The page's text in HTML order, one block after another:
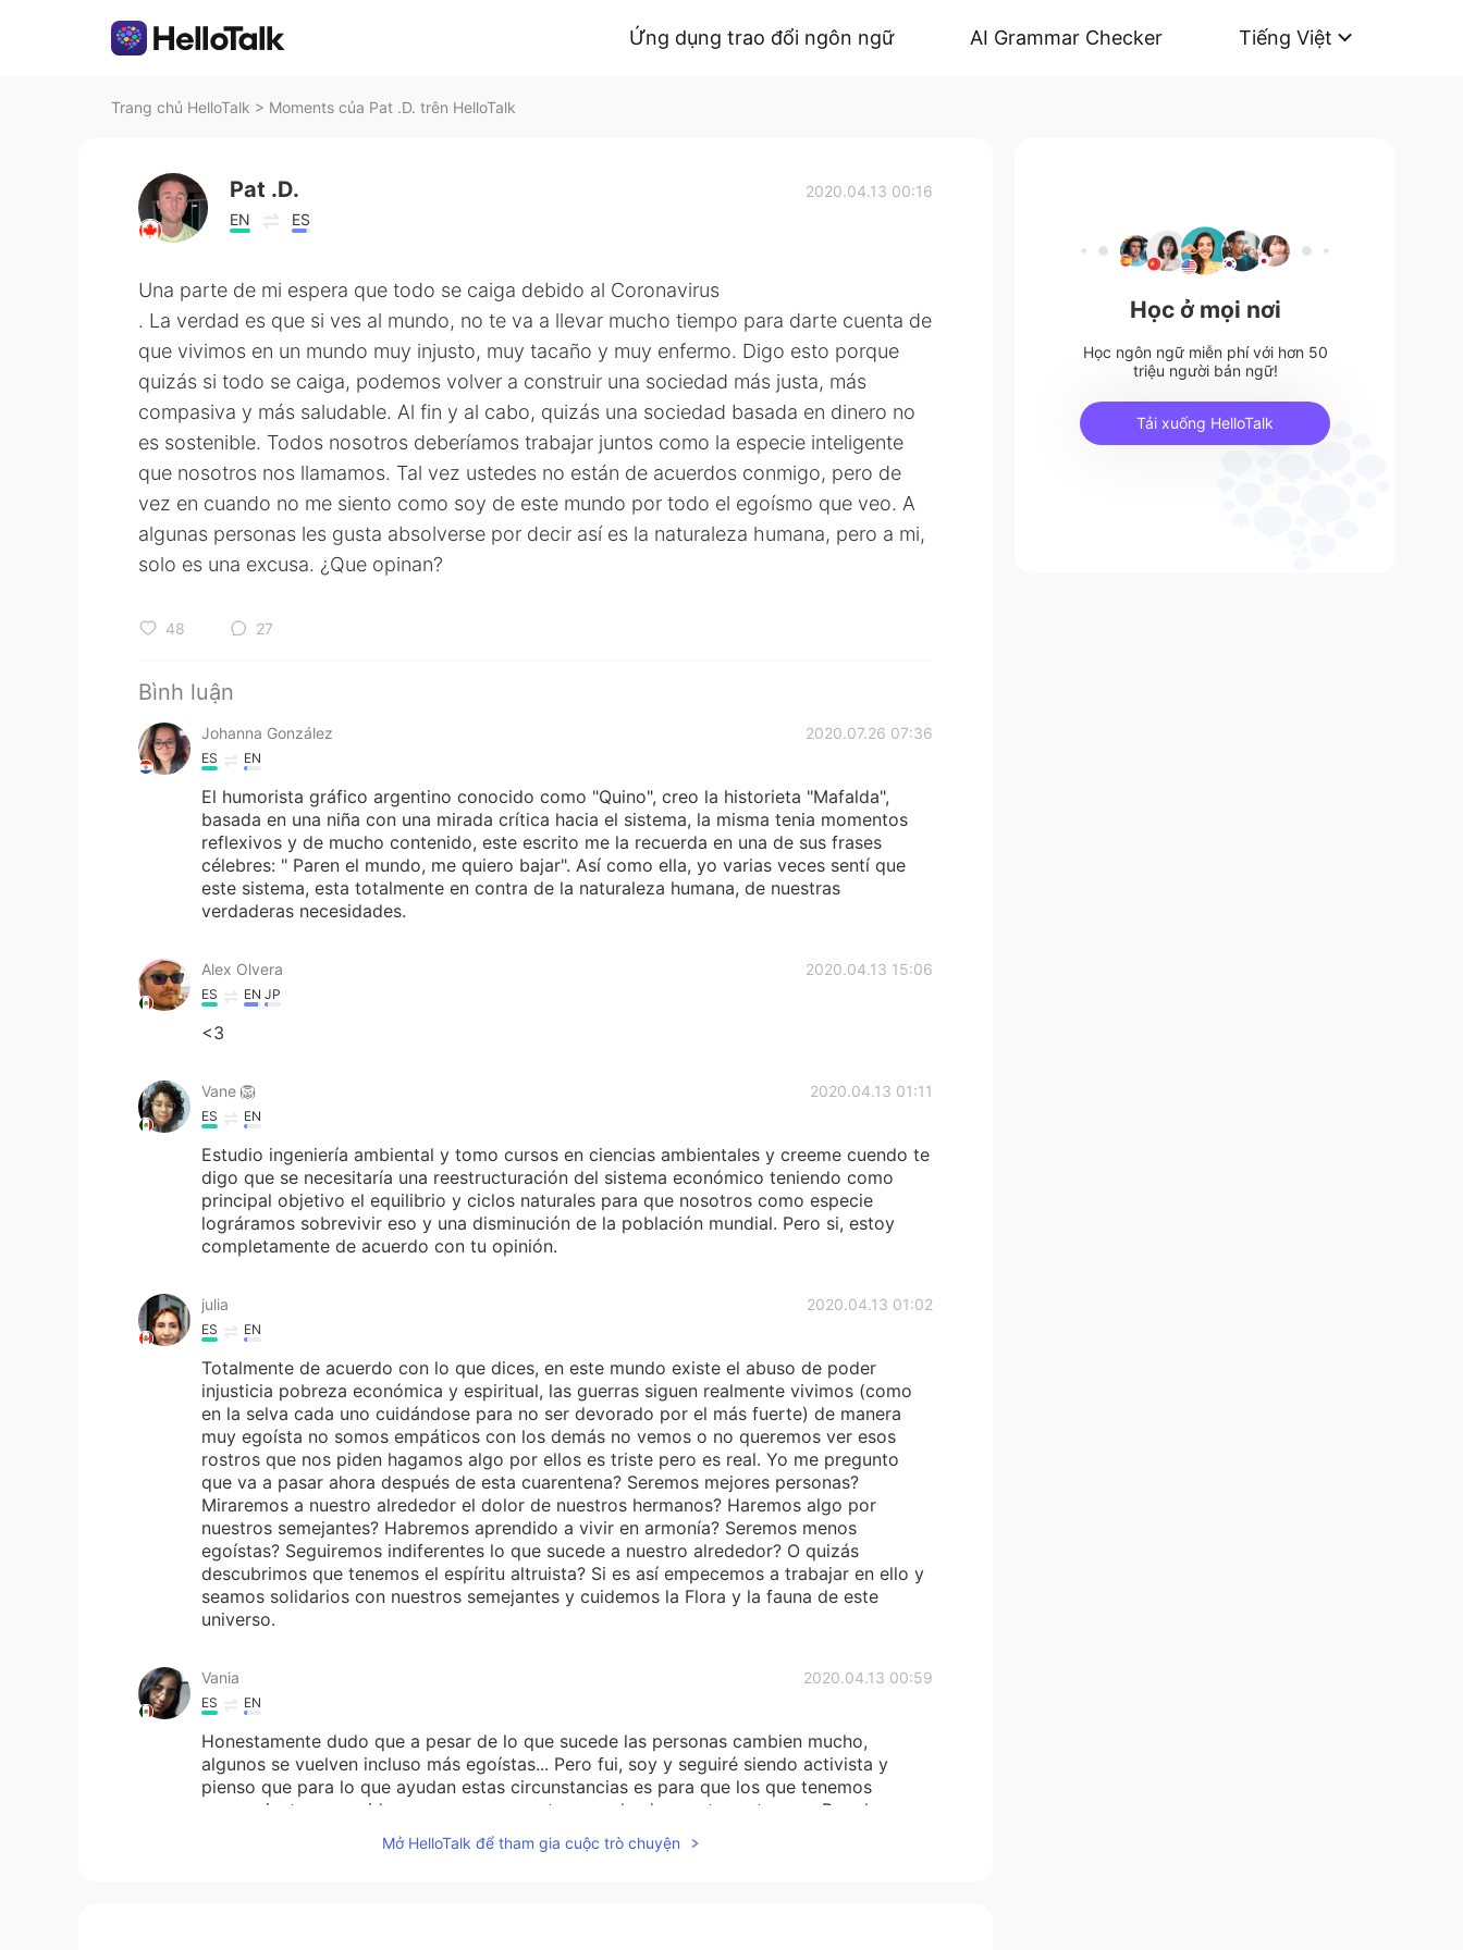
Ứng dụng trao đổi ngôn ngữ AI Grammar Checker Tiếng Việt
Trang chủ HelloTalk > Moments của Pat .D. trên HelloTalk
Pat .D.
EN ES
2020.04.13 00:16
Una parte de mi espera que todo se caiga debido al Coronavirus
. La verdad es que si ves al mundo, no te va a llevar mucho tiempo para darte cuenta de
que vivimos en un mundo muy injusto, muy tacaño y muy enfermo. Digo esto porque
quizás si todo se caiga, podemos volver a construir una sociedad más justa, más
compasiva y más saludable. Al fin y al cabo, quizás una sociedad basada en dinero no
es sostenible. Todos nosotros deberíamos trabajar juntos como la especie inteligente
que nosotros nos llamamos. Tal vez ustedes no están de acuerdos conmigo, pero de
vez en cuando no me siento como soy de este mundo por todo el egoísmo que veo. A
algunas personas les gusta absolverse por decir así es la naturaleza humana, pero a mi,
solo es una excusa. ¿Que opinan?
48 27
Bình luận
Johanna González 2020.07.26 07:36
ES EN
El humorista gráfico argentino conocido como "Quino", creo la historieta "Mafalda",
basada en una niña con una mirada crítica hacia el sistema, la misma tenia momentos
reflexivos y de mucho contenido, este escrito me la recuerda en una de sus frases
célebres: " Paren el mundo, me quiero bajar". Así como ella, yo varias veces sentí que
este sistema, esta totalmente en contra de la naturaleza humana, de nuestras
verdaderas necesidades.
Alex Olvera 2020.04.13 15:06
ES EN JP
<3
Vane 🦁 2020.04.13 01:11
ES EN
Estudio ingeniería ambiental y tomo cursos en ciencias ambientales y creeme cuendo te
digo que se necesitaría una reestructuración del sistema económico teniendo como
principal objetivo el equilibrio y ciclos naturales para que nosotros como especie
lográramos sobrevivir eso y una disminución de la población mundial. Pero si, estoy
completamente de acuerdo con tu opinión.
julia 2020.04.13 01:02
ES EN
Totalmente de acuerdo con lo que dices, en este mundo existe el abuso de poder
injusticia pobreza económica y espiritual, las guerras siguen realmente vivimos (como
en la selva cada uno cuidándose para no ser devorado por el más fuerte) de manera
muy egoísta no somos empáticos con los demás no vemos o no queremos ver esos
rostros que nos piden hagamos algo por ellos es triste pero es real. Yo me pregunto
que va a pasar ahora después de esta cuarentena? Seremos mejores personas?
Miraremos a nuestro alrededor el dolor de nuestros hermanos? Haremos algo por
nuestros semejantes? Habremos aprendido a vivir en armonía? Seremos menos
egoístas? Seguiremos indiferentes lo que sucede a nuestro alrededor? O quizás
descubrimos que tenemos el espíritu altruista? Si es así empecemos a trabajar en ello y
seamos solidarios con nuestros semejantes y cuidemos la Flora y la fauna de este
universo.
Vania 2020.04.13 00:59
ES EN
Honestamente dudo que a pesar de lo que sucede las personas cambien mucho,
algunos se vuelven incluso más egoístas... Pero fui, soy y seguiré siendo activista y
pienso que para lo que ayudan estas circunstancias es para que los que tenemos
pensamientos parecidos nos unamos y actuemos desde nuestro entorno a Para hacer
Mở HelloTalk để tham gia cuộc trò chuyện
Học ở mọi nơi
Học ngôn ngữ miễn phí với hơn 50
triệu người bản ngữ!
Tải xuống HelloTalk